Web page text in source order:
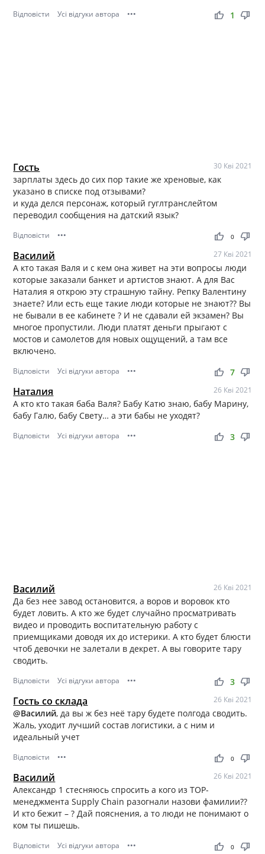
Відповісти Усі відгуки автора ••• thumb_up thumb_down
1
Гость 30 Кві 2021
зарплаты здесь до сих пор такие же хреновые, как
указано в списке под отзывами?
и куда делся персонаж, который гуглтранслейтом
переводил сообщения на датский язык?
Відповісти ••• thumb_up thumb_down
0
Василий 27 Кві 2021
А кто такая Валя и с кем она живет на эти вопросы люди
которые заказали банкет и артистов знают. А для Вас
Наталия я открою эту страшную тайну. Репку Валентину
знаете? Или есть еще такие люди которые не знают?? Вы
не бывали в ее кабинете ? И не сдавали ей экзамен? Вы
многое пропустили. Люди платят деньги прыгают с
мостов и самолетов для новых ощущений, а там все
включено.
Відповісти Усі відгуки автора ••• thumb_up thumb_down
7
Наталия 26 Кві 2021
А кто кто такая баба Валя? Бабу Катю знаю, бабу Марину,
бабу Галю, бабу Свету… а эти бабы не уходят?
Відповісти Усі відгуки автора ••• thumb_up thumb_down
3
Василий 26 Кві 2021
Да без нее завод остановится, а воров и воровок кто
будет ловить. А кто же будет случайно просматривать
видео и проводить воспитательную работу с
приемщиками доводя их до истерики. А кто будет блюсти
чтоб девочки не залетали в декрет. А вы говорите тару
сводить.
Відповісти Усі відгуки автора ••• thumb_up thumb_down
3
Гость со склада 26 Кві 2021
@Василий, да вы ж без неё тару будете полгода сводить.
Жаль, уходит лучший состав логистики, а с ним и
идеальный учет
Відповісти ••• thumb_up thumb_down
0
Василий 26 Кві 2021
Александр 1 стесняюсь спросить а кого из ТОР-
менеджмента Supply Chain разогнали назови фамилии??
И кто бежит – ? Дай пояснения, а то люди не понимают о
ком ты пишешь.
Відповісти Усі відгуки автора ••• thumb_up thumb_down
0